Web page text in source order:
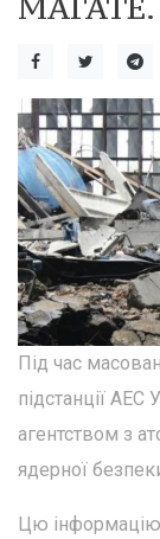
Під час
підстанції
агентством з
ядерної
Цю інформацію